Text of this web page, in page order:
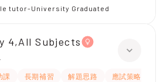
tutor-University Graduated
4,All Subjects
課 長期補習 解題思路 應試策略